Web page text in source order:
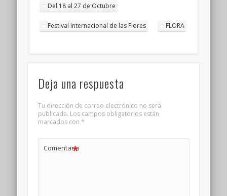
Del 18 al 27 de Octubre
Festival Internacional de las Flores FLORA
Deja una respuesta
Tu dirección de correo electrónico no será
publicada. Los campos obligatorios están
marcados con *
Comentario
*